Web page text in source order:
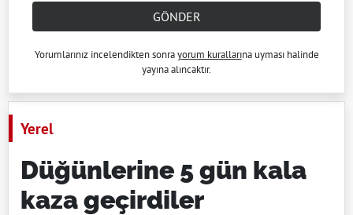
GÖNDER
Yorumlarınız incelendikten sonrayorum kurallarına uyması halinde
yayına alıncaktır.
Yerel
Düğünlerine 5 gün kala
kaza geçirdiler